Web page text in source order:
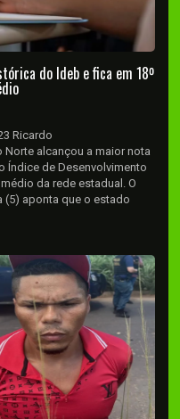
do Ideb e fica em 18º
Ricardo
alcançou a maior nota
Índice de Desenvolvimento
da rede estadual. O
(5) aponta que o estado